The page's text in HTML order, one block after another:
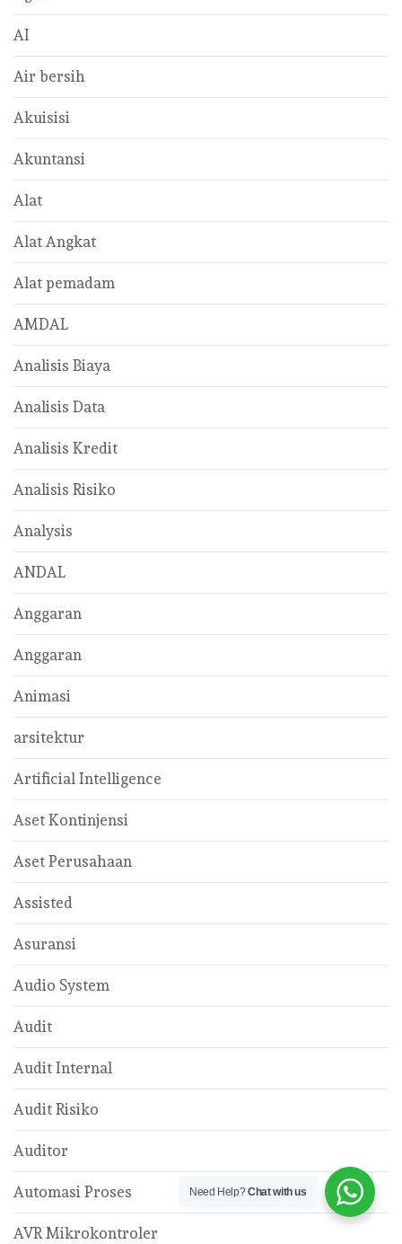
AI
Air bersih
Akuisisi
Akuntansi
Alat
Alat Angkat
Alat pemadam
AMDAL
Analisis Biaya
Analisis Data
Analisis Kredit
Analisis Risiko
Analysis
ANDAL
Anggaran
Anggaran
Animasi
arsitektur
Artificial Intelligence
Aset Kontinjensi
Aset Perusahaan
Assisted
Asuransi
Audio System
Audit
Audit Internal
Audit Risiko
Auditor
Automasi Proses
AVR Mikrokontroler
Need Help?Chat with us